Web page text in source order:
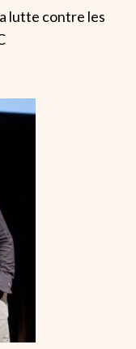
lutte contre les